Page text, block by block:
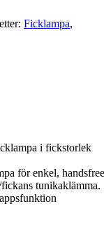
Ficklampa,
i fickstorlek
för enkel,
tunikaklämma.